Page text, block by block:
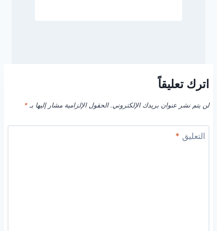
اترك تعليقاً
لن يتم نشر عنوان بريدك الإلكتروني. الحقول الإلزامية مشار إليها بـ *
التعليق *